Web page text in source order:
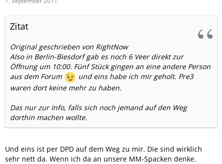
Zitat
Original geschrieben von RightNow
Also in Berlin-Biesdorf gab es noch 6 Veer direkt zur
Öffnung um 10:00. Fünf Stück gingen an eine andere Person
aus dem Forum
und eins habe ich mir geholt. Pre3
waren dort keine mehr zu haben.
Das nur zur Info, falls sich noch jemand auf den Weg
dorthin machen wollte.
Und eins ist per DPD auf dem Weg zu mir. Die sind wirklich
sehr nett da. Wenn ich da an unsere MM-Spacken denke.